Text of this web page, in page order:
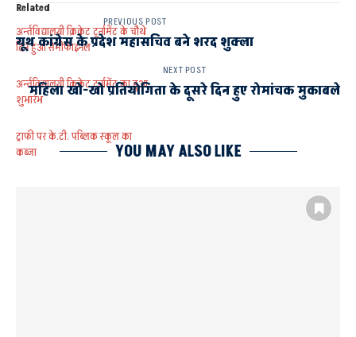
Related
अर्न्तविद्यालयी क्रिकेट टूर्नामेंट के चौथे
दिन हुआ सेमीफाइनल
अर्न्तविद्यालयी क्रिकेट टूर्नामेंट का हुआ
शुभारंभ
ट्राफी पर के.टी. पब्लिक स्कूल का
कब्जा
PREVIOUS POST
यूथ कांग्रेस के प्रदेश महासचिव बने शरद शुक्ला
NEXT POST
महिला खो-खो प्रतियोगिता के दूसरे दिन हुए रोमांचक मुकाबले
YOU MAY ALSO LIKE